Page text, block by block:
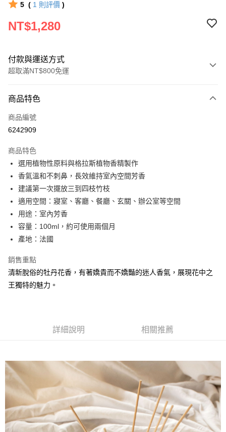
5 ( 1 則評價 )
NT$1,280
付款與運送方式
超取滿NT$800免運
信用卡一次付款
信用卡分期付款
合作金庫商業銀行
華南商業銀行
彰化商業銀行
上海商業儲蓄銀行
台北富邦商業銀行
國泰世華商業銀行
臺灣中小企業銀行
台中商業銀行
匯豐（台灣）商業銀行
聯邦商業銀行
元大商業銀行
玉山商業銀行
台灣樂天信用卡公司
6 期 0 利率 每期
華南商業銀行
彰化商業銀行
上海商業儲蓄銀行
國泰世華商業銀行
兆豐國際商業銀行
臺灣中小企業銀行
匯豐（台灣）商業銀行
聯邦商業銀行
元大商業銀行
玉山商業銀行
台灣樂天信用卡公司
超商取貨付款
LINE Pay
Apple Pay
街口支付
全盈+PAY
【關於「AFTEE先享後付」】
２．便利：只要手機號碼，簡訊認證，即可結帳。
３．安心：先確認商品／服務後，再付款。
【「AFTEE先享後付」結帳流程】
１．於結帳方式選擇「AFTEE先享後付」後，將跳轉至「AFTEE先享後付」
結帳頁面，進行簡訊認證並確認金額後，即可完成結帳。
２．訂單成立數日內，您將收到繳費通知簡訊。
３．收到繳費通知簡訊後14天內，點擊此簡訊中的連結，可透過四大超商／
每筆NT$60，滿NT$800(含以上)免運費
付款後全家取貨
每筆NT$60，滿NT$800(含以上)免運費
7-11取貨付款
商品特色
商品編號
6242909
商品特色
選用植物性原料與格拉斯植物香精製作
香氣溫和不刺鼻，長效維持室內空間芳香
建議第一次擺放三到四枝竹枝
適用空間：寢室、客廳、餐廳、玄關、辦公室等空間
用途：室內芳香
容量：100ml，約可使用兩個月
產地：法國
銷售重點
清新脫俗的牡丹花香，有著嬌貴而不嬌豔的迷人香氣，展現花中之
王獨特的魅力。
詳細說明 相關推薦